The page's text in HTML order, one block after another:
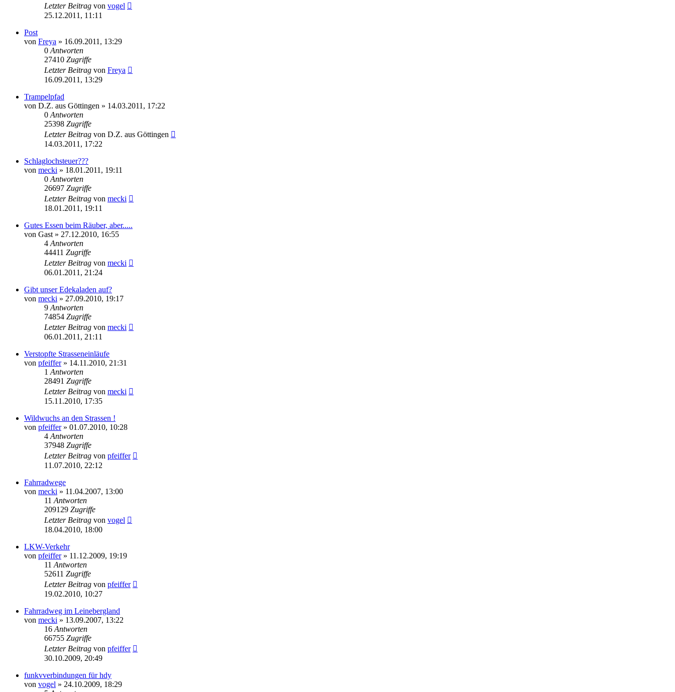
Letzter Beitrag von vogel
25.12.2011, 11:11
Post
von Freya » 16.09.2011, 13:29
0 Antworten
27410 Zugriffe
Letzter Beitrag von Freya
16.09.2011, 13:29
Trampelpfad
von D.Z. aus Göttingen » 14.03.2011, 17:22
0 Antworten
25398 Zugriffe
Letzter Beitrag von D.Z. aus Göttingen
14.03.2011, 17:22
Schlaglochsteuer???
von mecki » 18.01.2011, 19:11
0 Antworten
26697 Zugriffe
Letzter Beitrag von mecki
18.01.2011, 19:11
Gutes Essen beim Räuber, aber.....
von Gast » 27.12.2010, 16:55
4 Antworten
44411 Zugriffe
Letzter Beitrag von mecki
06.01.2011, 21:24
Gibt unser Edekaladen auf?
von mecki » 27.09.2010, 19:17
9 Antworten
74854 Zugriffe
Letzter Beitrag von mecki
06.01.2011, 21:11
Verstopfte Strasseneinläufe
von pfeiffer» 14.11.2010, 21:31
1 Antworten
28491 Zugriffe
Letzter Beitrag von mecki
15.11.2010, 17:35
Wildwuchs an den Strassen !
von pfeiffer» 01.07.2010, 10:28
4 Antworten
37948 Zugriffe
Letzter Beitrag von pfeiffer
11.07.2010, 22:12
Fahrradwege
von mecki » 11.04.2007, 13:00
11 Antworten
209129 Zugriffe
Letzter Beitrag von vogel
18.04.2010, 18:00
LKW-Verkehr
von pfeiffer» 11.12.2009, 19:19
11 Antworten
52611 Zugriffe
Letzter Beitrag von pfeiffer
19.02.2010, 10:27
Fahrradweg im Leinebergland
von mecki » 13.09.2007, 13:22
16 Antworten
66755 Zugriffe
Letzter Beitrag von pfeiffer
30.10.2009, 20:49
funkvverbindungen für hdy
von vogel » 24.10.2009, 18:29